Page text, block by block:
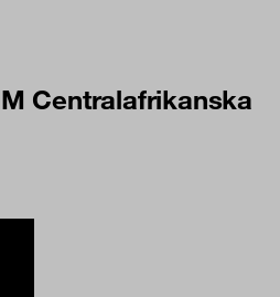
Centralafrikanska